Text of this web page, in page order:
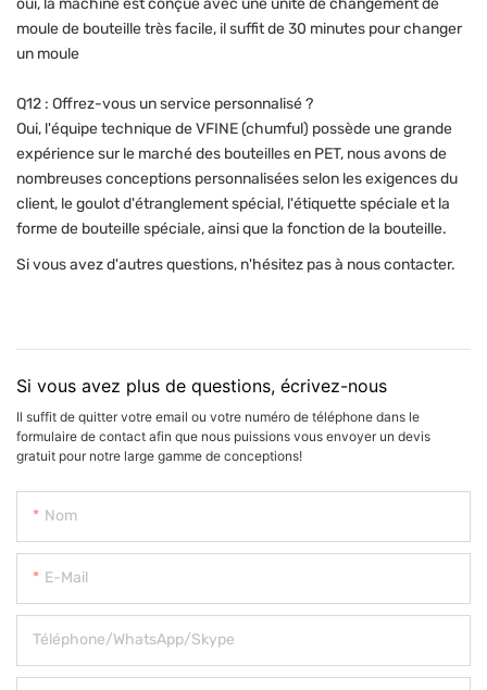
oui, la machine est conçue avec une unité de changement de
moule de bouteille très facile, il suffit de 30 minutes pour changer
un moule
Q12 : Offrez-vous un service personnalisé ?
Oui, l'équipe technique de VFINE (chumful) possède une grande
expérience sur le marché des bouteilles en PET, nous avons de
nombreuses conceptions personnalisées selon les exigences du
client, le goulot d'étranglement spécial, l'étiquette spéciale et la
forme de bouteille spéciale, ainsi que la fonction de la bouteille.
Si vous avez d'autres questions, n'hésitez pas à nous contacter.
Si vous avez plus de questions, écrivez-nous
Il suffit de quitter votre email ou votre numéro de téléphone dans le
formulaire de contact afin que nous puissions vous envoyer un devis
gratuit pour notre large gamme de conceptions!
Nom
E-Mail
Téléphone/WhatsApp/Skype